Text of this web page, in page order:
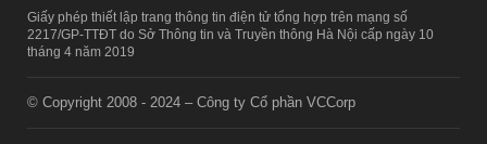
Giấy phép thiết lập trang thông tin điện tử tổng hợp trên mạng số
2217/GP-TTĐT do Sở Thông tin và Truyền thông Hà Nội cấp ngày 10
tháng 4 năm 2019
© Copyright 2008 - 2024 – Công ty Cổ phần VCCorp